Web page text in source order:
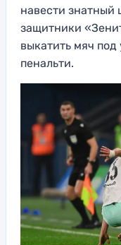
навести
защитники
выкатить мяч под
пенальти.